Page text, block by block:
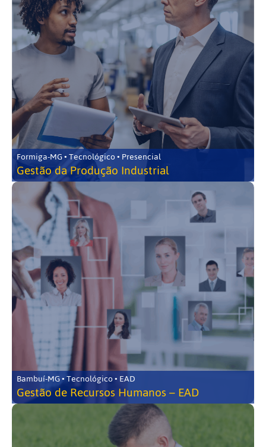
Formiga-MG • Tecnológico • Presencial
Gestão da Produção Industrial
Bambuí-MG • Tecnológico • EAD
Gestão de Recursos Humanos – EAD